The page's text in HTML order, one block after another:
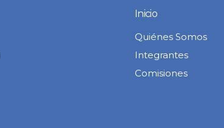
Inicio
Quiénes Somos
Integrantes
Comisiones